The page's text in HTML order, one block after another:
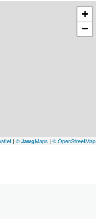
+
−
| © JawgMaps | © OpenStreetMap